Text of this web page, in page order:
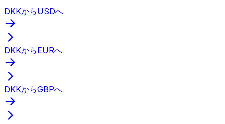
DKKからUSDへ
DKKからEURへ
DKKからGBPへ